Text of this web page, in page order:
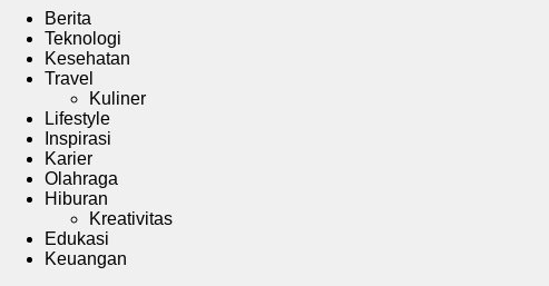
Berita
Teknologi
Kesehatan
Travel
Kuliner
Lifestyle
Inspirasi
Karier
Olahraga
Hiburan
Kreativitas
Edukasi
Keuangan